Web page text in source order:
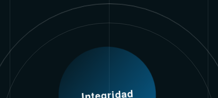
Integridad